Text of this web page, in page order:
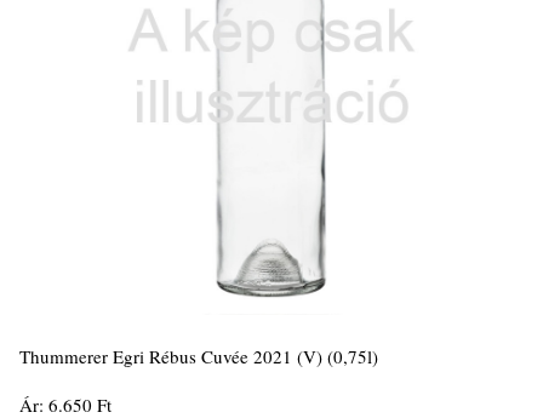
Thummerer Egri Rébus Cuvée 2021 (V) (0,75l)
Ár: 6.650 Ft